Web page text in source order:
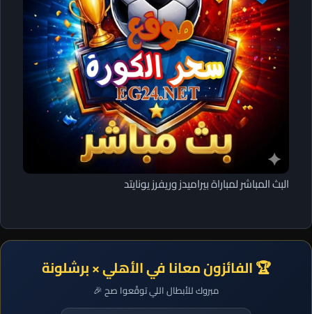
البث المباشر لمباراة بيراميدز وريفرز يونايتد
🏆 الفائزون معانا في الأهلي × برشلونة
مبروك للأبطال اللي توقّعوا صح 🎉